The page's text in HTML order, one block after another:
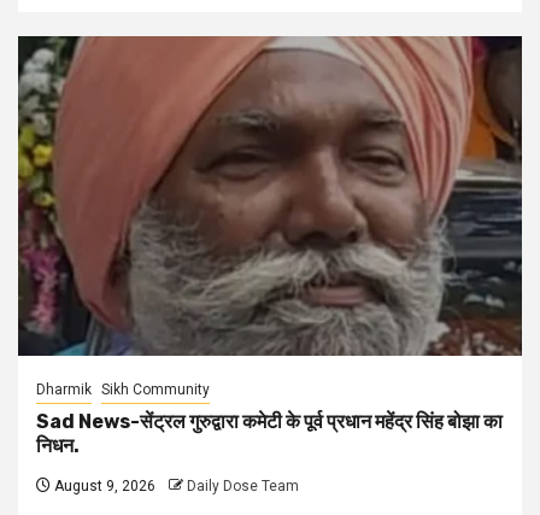
Dharmik Sikh Community
Sad News-सेंट्रल गुरुद्वारा कमेटी के पूर्व प्रधान महेंद्र सिंह बोझा का
निधन.
August 9, 2026 Daily Dose Team